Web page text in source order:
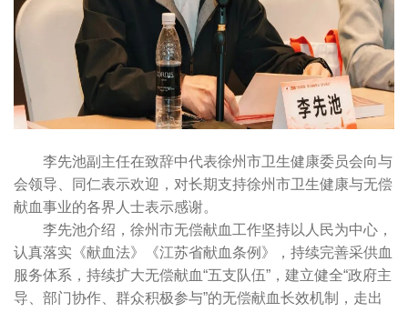
李先池副主任在致辞中代表徐州市卫生健康委员会向与
会领导、同仁表示欢迎，对长期支持徐州市卫生健康与无偿
献血事业的各界人士表示感谢。
李先池介绍，徐州市无偿献血工作坚持以人民为中心，
认真落实《献血法》《江苏省献血条例》，持续完善采供血
服务体系，持续扩大无偿献血“五支队伍”，建立健全“政府主
导、部门协作、群众积极参与”的无偿献血长效机制，走出